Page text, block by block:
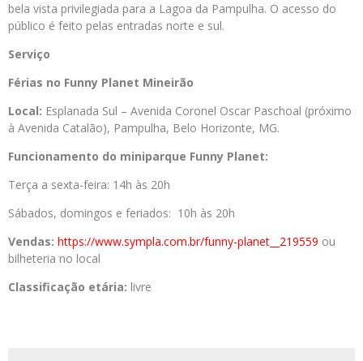
bela vista privilegiada para a Lagoa da Pampulha. O acesso do
público é feito pelas entradas norte e sul.
Serviço
Férias no Funny Planet Mineirão
Local: Esplanada Sul – Avenida Coronel Oscar Paschoal (próximo
à Avenida Catalão), Pampulha, Belo Horizonte, MG.
Funcionamento do miniparque Funny Planet:
Terça a sexta-feira: 14h às 20h
Sábados, domingos e feriados: 10h às 20h
Vendas: https://www.sympla.com.br/funny-planet__219559 ou
bilheteria no local
Classificação etária: livre